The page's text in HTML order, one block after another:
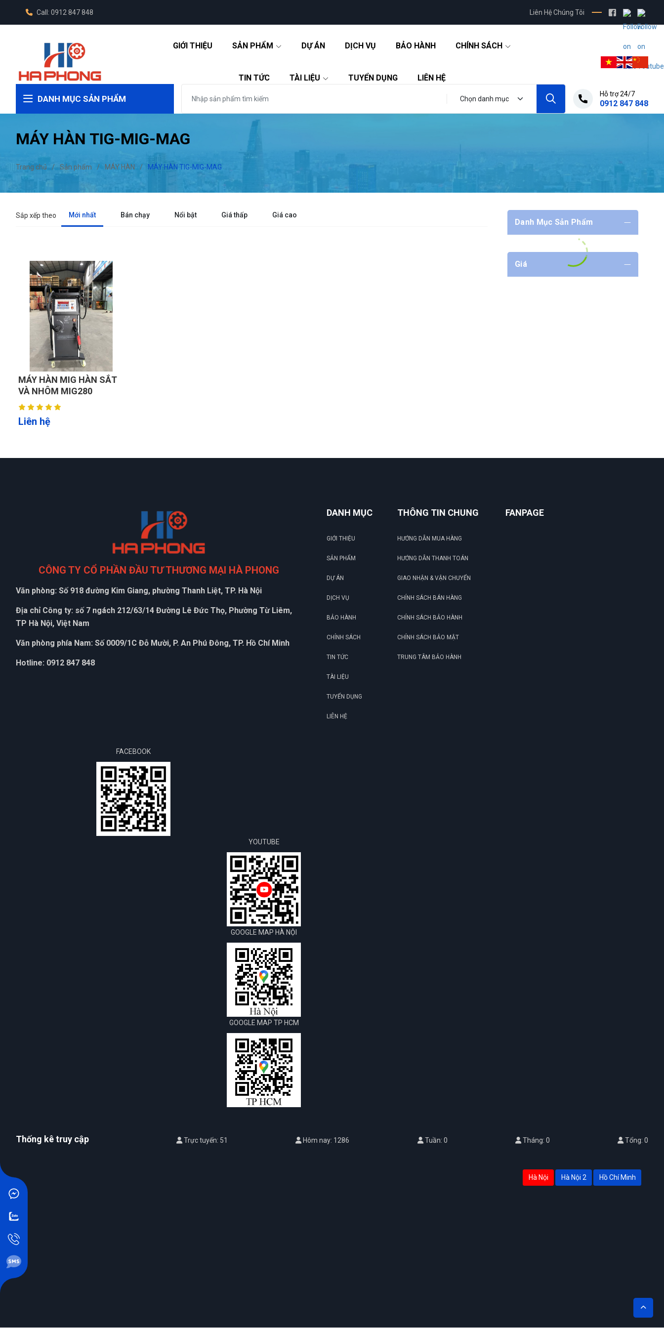
Call: 0912 847 848 Liên Hệ Chúng Tôi
GIỚI THIỆU SẢN PHẨM DỰ ÁN DỊCH VỤ BẢO HÀNH CHÍNH SÁCH
TIN TỨC TÀI LIỆU TUYỂN DỤNG LIÊN HỆ
DANH MỤC SẢN PHẨM
Hỗ trợ 24/7
0912 847 848
MÁY HÀN TIG-MIG-MAG
Trang chủ / Sản phẩm / MÁY HÀN / MÁY HÀN TIG-MIG-MAG
Sắp xếp theo Mới nhất Bán chạy Nổi bật Giá thấp Giá cao
MÁY HÀN MIG HÀN SẮT
VÀ NHÔM MIG280
Liên hệ
Danh Mục Sản Phẩm
Giá
CÔNG TY CỔ PHẦN ĐẦU TƯ THƯƠNG MẠI HÀ PHONG
Văn phòng: Số 918 đường Kim Giang, phường Thanh Liệt, TP. Hà Nội
Địa chỉ Công ty: số 7 ngách 212/63/14 Đường Lê Đức Thọ, Phường Từ Liêm,
TP Hà Nội, Việt Nam
Văn phòng phía Nam: Số 0009/1C Đỗ Mười, P. An Phú Đông, TP. Hồ Chí Minh
Hotline: 0912 847 848
DANH MỤC
GIỚI THIỆU
SẢN PHẨM
DỰ ÁN
DỊCH VỤ
BẢO HÀNH
CHÍNH SÁCH
TIN TỨC
TÀI LIỆU
TUYỂN DỤNG
LIÊN HỆ
THÔNG TIN CHUNG
HƯỚNG DẪN MUA HÀNG
HƯỚNG DẪN THANH TOÁN
GIAO NHẬN & VẬN CHUYỂN
CHÍNH SÁCH BÁN HÀNG
CHÍNH SÁCH BẢO HÀNH
CHÍNH SÁCH BẢO MẬT
TRUNG TÂM BẢO HÀNH
FANPAGE
FACEBOOK
YOUTUBE
GOOGLE MAP HÀ NỘI
GOOGLE MAP TP HCM
Thống kê truy cập Trực tuyến: 51 Hôm nay: 1286 Tuần: 0 Tháng: 0 Tổng: 0
Hà Nội Hà Nội 2 Hồ Chí Minh